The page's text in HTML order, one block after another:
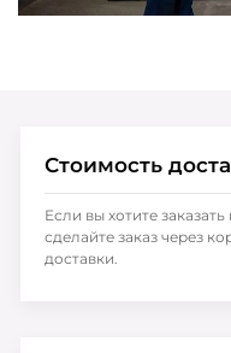
Стоимость
Если вы хотите
сделайте заказ через
доставки.